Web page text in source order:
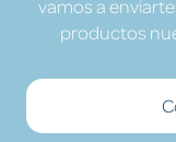
vamos a
productos